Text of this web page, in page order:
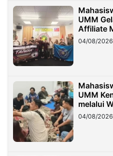
UMM
Affiliate
Migran
04/08/
UMM
melalui
di Taiwan
04/08/